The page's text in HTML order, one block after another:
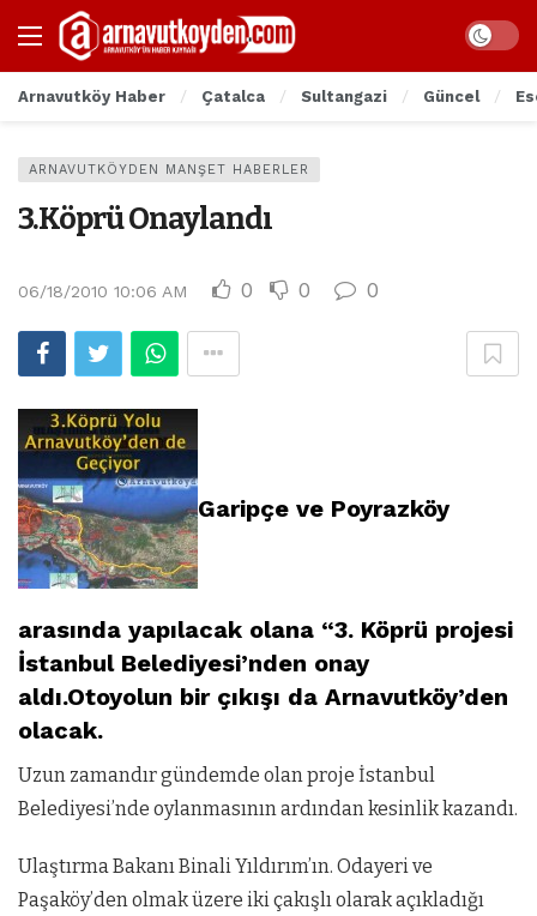
Arnavutköy Haber Çatalca Sultangazi Güncel
ARNAVUTKÖYDEN MANŞET HABERLER
3.Köprü Onaylandı
06/18/2010 10:06 AM 0 0 0
Garipçe ve Poyrazköy
arasında yapılacak olana “3. Köprü projesi
İstanbul Belediyesi’nden onay
aldı.Otoyolun bir çıkışı da Arnavutköy’den
olacak.
Uzun zamandır gündemde olan proje İstanbul
Belediyesi’nde oylanmasının ardından kesinlik kazandı.
Ulaştırma Bakanı Binali Yıldırım’ın. Odayeri ve
Paşaköy’den olmak üzere iki çakışlı olarak açıkladığı